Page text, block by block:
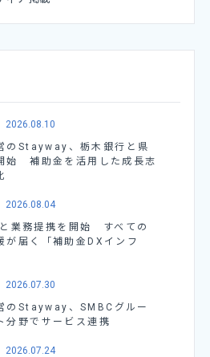
2026.08.10
のStayway、栃木銀行と県
始 補助金を活用した成長志
2026.08.04
業務提携を開始 すべての
が届く「補助金DXインフ
2026.07.30
のStayway、SMBCグルー
分野でサービス連携
2026.07.24